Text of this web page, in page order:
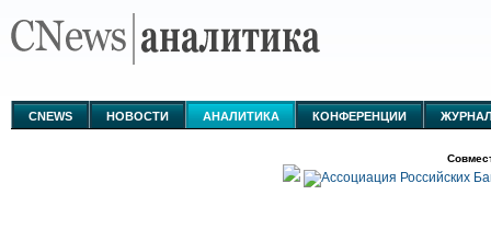
аналитике
CNEWS НОВОСТИ АНАЛИТИКА КОНФЕРЕНЦИИ